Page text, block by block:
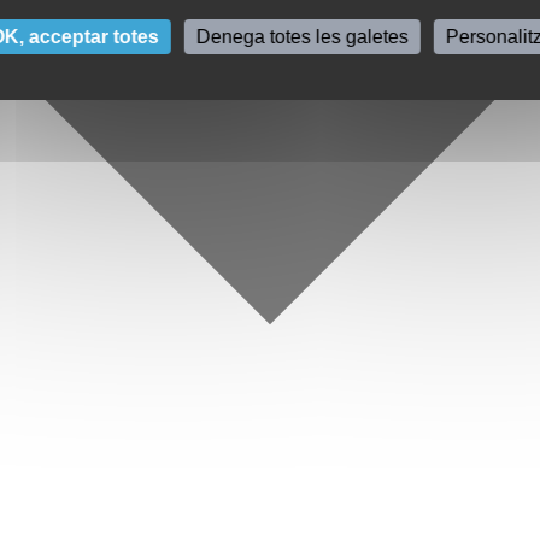
acceptar totes Denega totes les galetes